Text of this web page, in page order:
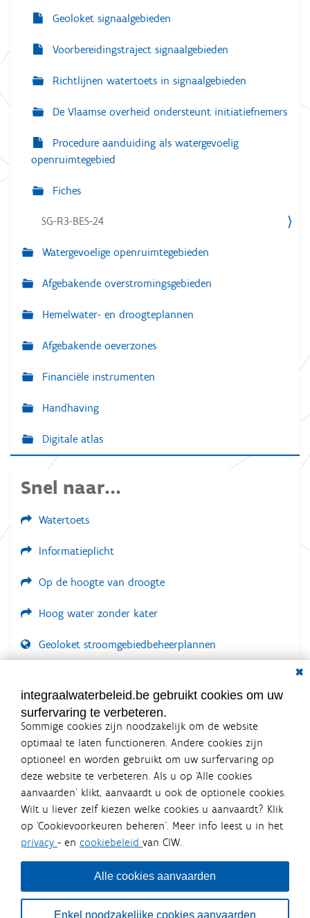
Geoloket signaalgebieden
Voorbereidingstraject signaalgebieden
Richtlijnen watertoets in signaalgebieden
De Vlaamse overheid ondersteunt initiatiefnemers
Procedure aanduiding als watergevoelig
openruimtegebied
Fiches
SG-R3-BES-24
Watergevoelige openruimtegebieden
Afgebakende overstromingsgebieden
Hemelwater- en droogteplannen
Afgebakende oeverzones
Financiële instrumenten
Handhaving
Digitale atlas
Snel naar...
Watertoets
Informatieplicht
Op de hoogte van droogte
Hoog water zonder kater
Geoloket stroomgebiedbeheerplannen
LOGIN VEREIST
integraalwaterbeleid.be gebruikt cookies om uw
surfervaring te verbeteren.
Sommige cookies zijn noodzakelijk om de website
optimaal te laten functioneren. Andere cookies zijn
optioneel en worden gebruikt om uw surfervaring op
deze website te verbeteren. Als u op ‘Alle cookies
aanvaarden’ klikt, aanvaardt u ook de optionele cookies.
Wilt u liever zelf kiezen welke cookies u aanvaardt? Klik
op ‘Cookievoorkeuren beheren’. Meer info leest u in het
privacy - en cookiebeleid van CIW.
Alle cookies aanvaarden
Enkel noodzakelijke cookies aanvaarden
Integraalwaterbeleid.be is een
officiële website van de Vlaamse
overheid
uitgegeven door Coördinatiecommissie Integraal
Waterbeleid
De Coördinatiecommissie Integraal Waterbeleid (CIW) is een
bestuursniveaus die bij het waterbeleid betrokken zijn. Ook
waterbedrijven nemen deel aan het overleg. Deze
samenwerking zorgt voor een gecoördineerde en
geïntegreerde aanpak van het waterbeleid en waterbeheer